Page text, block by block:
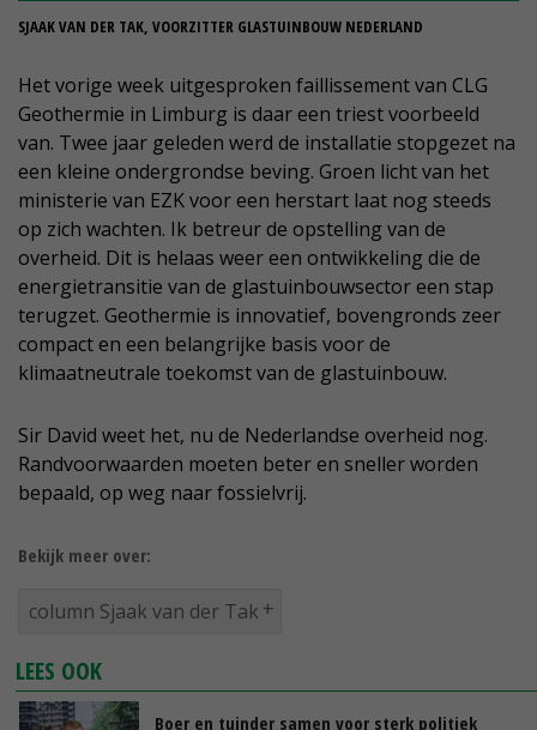
SJAAK VAN DER TAK, VOORZITTER GLASTUINBOUW NEDERLAND
Het vorige week uitgesproken faillissement van CLG
Geothermie in Limburg is daar een triest voorbeeld
van. Twee jaar geleden werd de installatie stopgezet na
een kleine ondergrondse beving. Groen licht van het
ministerie van EZK voor een herstart laat nog steeds
op zich wachten. Ik betreur de opstelling van de
overheid. Dit is helaas weer een ontwikkeling die de
energietransitie van de glastuinbouwsector een stap
terugzet. Geothermie is innovatief, bovengronds zeer
compact en een belangrijke basis voor de
klimaatneutrale toekomst van de glastuinbouw.
Sir David weet het, nu de Nederlandse overheid nog.
Randvoorwaarden moeten beter en sneller worden
bepaald, op weg naar fossielvrij.
Bekijk meer over:
column Sjaak van der Tak
LEES OOK
Boer en tuinder samen voor sterk politiek